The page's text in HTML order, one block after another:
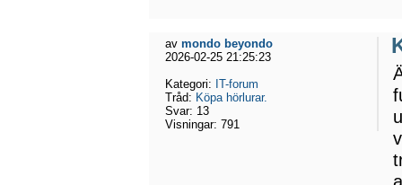
av mondo beyondo
2026-02-25 21:25:23
Kategori: IT-forum
Tråd: Köpa hörlurar.
Svar: 13
Visningar: 791